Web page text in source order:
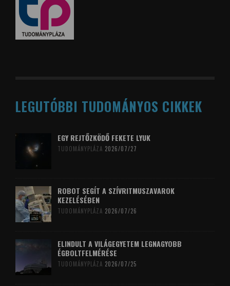
LEGUTÓBBI TUDOMÁNYOS CIKKEK
EGY REJTŐZKÖDŐ FEKETE LYUK
TUDOMÁNYPLÁZA 2026/07/27
ROBOT SEGÍT A SZÍVRITMUSZAVAROK
KEZELÉSÉBEN
TUDOMÁNYPLÁZA 2026/07/26
ELINDULT A VILÁGEGYETEM LEGNAGYOBB
ÉGBOLTFELMÉRÉSE
TUDOMÁNYPLÁZA 2026/07/25